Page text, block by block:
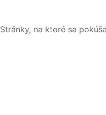
Stránky, na ktoré sa